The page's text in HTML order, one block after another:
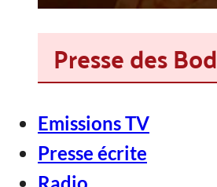
Presse des
Emissions TV
Presse écrite